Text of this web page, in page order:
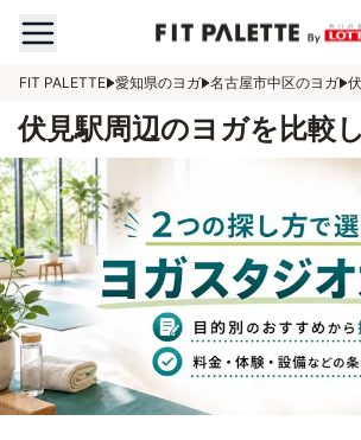
FIT PALETTE 愛知県のヨガ 名古屋市中区のヨガ
伏見駅周辺のヨガを比較